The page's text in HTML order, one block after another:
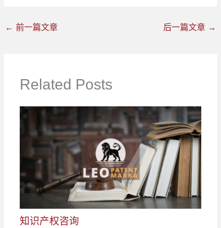
← 前一篇文章 后一篇文章 →
Related Posts
知识产权咨询